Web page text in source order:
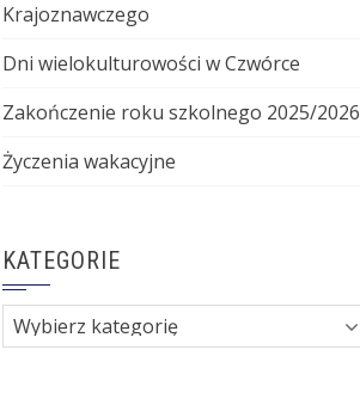
Krajoznawczego
Dni wielokulturowości w Czwórce
Zakończenie roku szkolnego 2025/2026
Życzenia wakacyjne
KATEGORIE
Kategorie